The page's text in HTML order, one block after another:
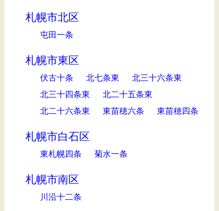
札幌市北区
屯田一条
札幌市東区
伏古十条 北七条東
北三十六条東
北三十四条東
北二十五条東
北二十六条東
東苗穂六条 東苗穂四条
札幌市白石区
東札幌四条 菊水一条
札幌市南区
川沿十二条